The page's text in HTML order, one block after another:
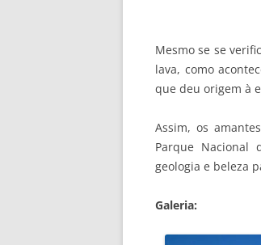
Mesmo se se
lava, como
que deu origem à
Assim, os
Parque Nacional
geologia e beleza
Galeria: